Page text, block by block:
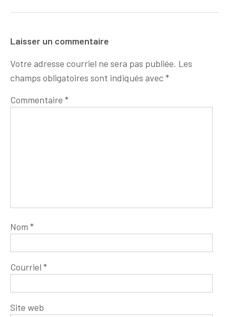
Laisser un commentaire
Votre adresse courriel ne sera pas publiée. Les
champs obligatoires sont indiqués avec *
Commentaire *
Nom *
Courriel *
Site web